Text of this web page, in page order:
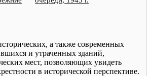
а также современных
и утраченных зданий,
мест, позволяющих увидеть
в исторической перспективе.